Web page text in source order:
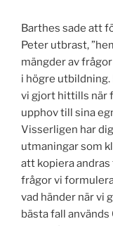
Barthes sade att
Peter utbrast,
mängder av
i högre
vi gjort hittills när
upphov till sina
Visserligen har
utmaningar som
att kopiera andras
frågor vi
vad händer när vi
bästa fall